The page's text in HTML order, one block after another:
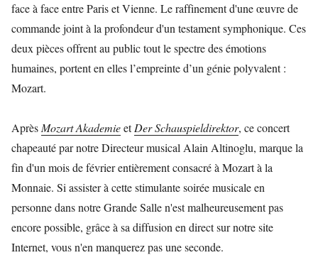
face à face entre Paris et Vienne. Le raffinement d'une œuvre de
commande joint à la profondeur d'un testament symphonique. Ces
deux pièces offrent au public tout le spectre des émotions
humaines, portent en elles l’empreinte d’un génie polyvalent :
Mozart.
Après Mozart AkademieetDer Schauspieldirektor, ce concert
chapeauté par notre Directeur musical Alain Altinoglu, marque la
fin d'un mois de février entièrement consacré à Mozart à la
Monnaie. Si assister à cette stimulante soirée musicale en
personne dans notre Grande Salle n'est malheureusement pas
encore possible, grâce à sa diffusion en direct sur notre site
Internet, vous n'en manquerez pas une seconde.